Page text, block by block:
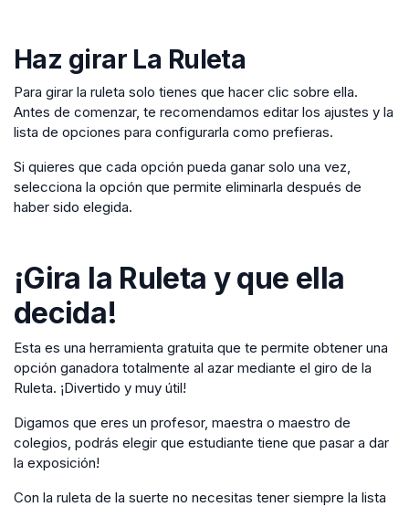
Haz girar La Ruleta
Para girar la ruleta solo tienes que hacer clic sobre ella.
Antes de comenzar, te recomendamos editar los ajustes y la
lista de opciones para configurarla como prefieras.
Si quieres que cada opción pueda ganar solo una vez,
selecciona la opción que permite eliminarla después de
haber sido elegida.
¡Gira la Ruleta y que ella
decida!
Esta es una herramienta gratuita que te permite obtener una
opción ganadora totalmente al azar mediante el giro de la
Ruleta. ¡Divertido y muy útil!
Digamos que eres un profesor, maestra o maestro de
colegios, podrás elegir que estudiante tiene que pasar a dar
la exposición!
Con la ruleta de la suerte no necesitas tener siempre la lista